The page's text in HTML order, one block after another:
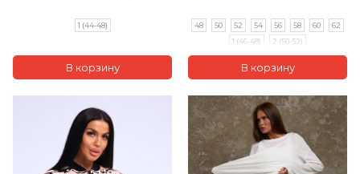
1 (44-48) 48 50 52 54 56 58 60
62
1 (46-48)
2 (50-52)